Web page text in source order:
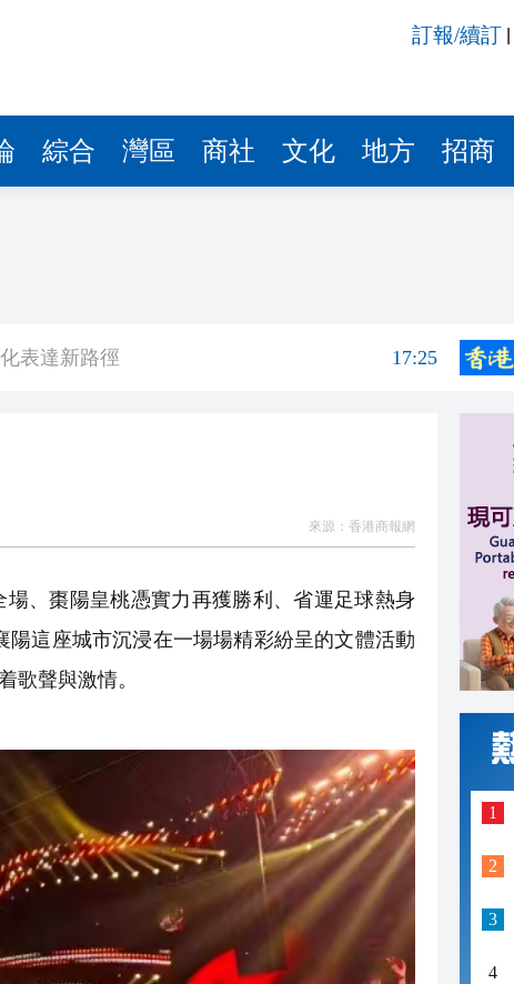
訂報/續訂
綜合 灣區 商社 文化 地方 招商
17:23
失
17:17
白內障義診計劃
表達新路徑
17:25
失
17:17
白內障義診計劃
17:40
17:23
缺失
17:19
17:17
14個月及停牌5年
17:17
來源： 香港商報網
、棗陽皇桃憑實力再獲勝利、省運足球熱身
這座城市沉浸在一場場精彩紛呈的文體活動
歌聲與激情。